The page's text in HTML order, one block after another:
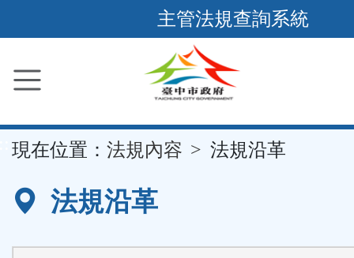
到
要
容
區
主管法規查詢系統
現在位置： 法規內容 法規沿革
法規沿革